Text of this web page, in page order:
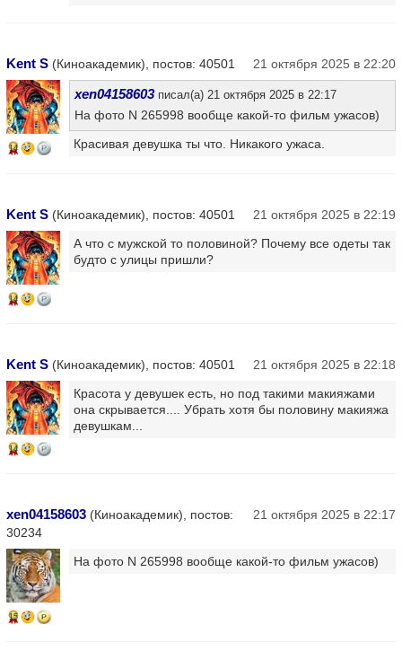
Kent S (Киноакадемик), постов: 40501 21 октября 2025 в 22:20
14
xen04158603писал(а) 21 октября 2025 в 22:17
На фото N 265998 вообще какой-то фильм ужасов)
Красивая девушка ты что. Никакого ужаса.
Kent S (Киноакадемик), постов: 40501 21 октября 2025 в 22:19
14
А что с мужской то половиной? Почему все одеты так
будто с улицы пришли?
Kent S (Киноакадемик), постов: 40501 21 октября 2025 в 22:18
14
Красота у девушек есть, но под такими макияжами
она скрывается.... Убрать хотя бы половину макияжа
девушкам...
xen04158603 (Киноакадемик), постов:
30234
21 октября 2025 в 22:17
15
На фото N 265998 вообще какой-то фильм ужасов)